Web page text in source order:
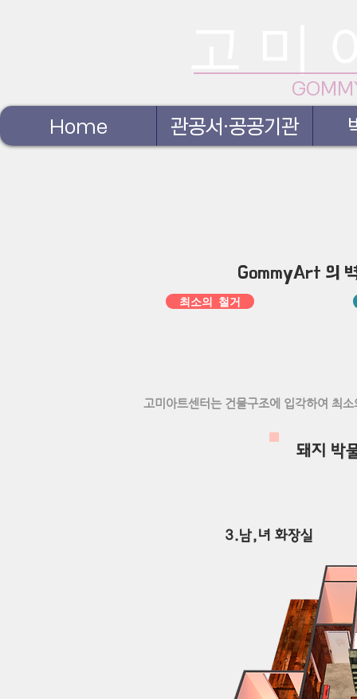
Home
관공서·공공기관
GommyArt 의 벽
최소의 철거
고미아트센터는 건물구조에 입각하여 최
돼지 박
​3.남,녀 화장실